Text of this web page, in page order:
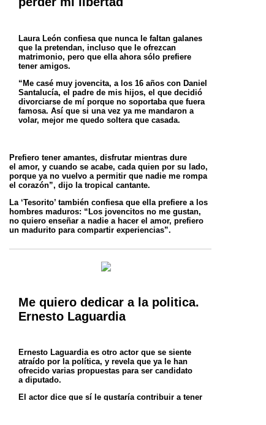
Laura León confiesa que nunca le faltan galanes
que la pretendan, incluso que le ofrezcan
matrimonio, pero que ella ahora sólo prefiere
tener amigos.
“Me casé muy jovencita, a los 16 años con Daniel
Santalucía, el padre de mis hijos, el que decidió
divorciarse de mí porque no soportaba que fuera
famosa. Así que si una vez ya me mandaron a
volar, mejor me quedo soltera que casada.
Prefiero tener amantes, disfrutar mientras dure
el amor, y cuando se acabe, cada quien por su lado,
porque ya no vuelvo a permitir que nadie me rompa
el corazón”, dijo la tropical cantante.
La ‘Tesorito’ también confiesa que ella prefiere a los
hombres maduros: “Los jovencitos no me gustan,
no quiero enseñar a nadie a hacer el amor, prefiero
un madurito para compartir experiencias”.
Me quiero dedicar a la politica.
Ernesto Laguardia
Ernesto Laguardia es otro actor que se siente
atraído por la política, y revela que ya le han
ofrecido varias propuestas para ser candidato
a diputado.
El actor dice que sí le gustaría contribuir a tener